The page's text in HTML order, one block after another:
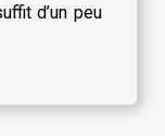
d’un peu